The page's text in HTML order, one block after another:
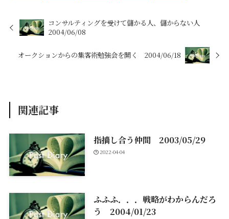
コンサルティングを受けて儲かる人、儲からない人
2004/06/08
オークションからの集客術勉強会を開く 2004/06/18
関連記事
指摘し合う仲間 2003/05/29
2022-04-04
ふふふ．．．戦略がわからんだろ
う 2004/01/23